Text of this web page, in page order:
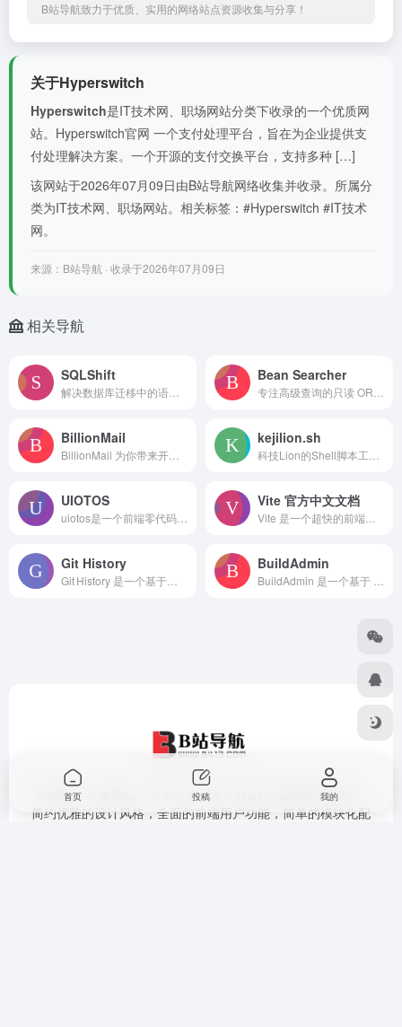
B站导航致力于优质、实用的网络站点资源收集与分享！
关于Hyperswitch
Hyperswitch是IT技术网、职场网站分类下收录的一个优质网
站。Hyperswitch官网 一个支付处理平台，旨在为企业提供支
付处理解决方案。一个开源的支付交换平台，支持多种 […]
该网站于2026年07月09日由B站导航网络收集并收录。所属分
类为IT技术网、职场网站。相关标签：#Hyperswitch #IT技术
网。
来源：B站导航 · 收录于2026年07月09日
相关导航
SQLShift Bean Searcher
BillionMail kejilion.sh
UIOTOS Vite 官方中文文档
Git History BuildAdmin
B站导航 ，集网址、资源、资讯于一体的 综合网址导航站，
简约优雅的设计风格，全面的前端用户功能，简单的模块化配
首页 投稿 我的